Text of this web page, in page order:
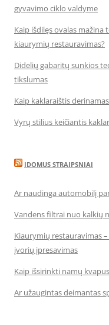
gyvavimo ciklo valdyme
Kaip išdilęs ovalas
kiaurymių restauravimas?
Didelių gabaritų sunkios
tikslumas
Kaip kaklaraištis
Vyrų stilius keičiantis
IDOMUS STRAIPSNIAI
Ar naudinga automobilį
Vandens filtrai nuo kalkių
Kiaurymių restauravimas
įvorių įpresavimas
Kaip išsirinkti namų kvapus
Ar užaugintas deimantas